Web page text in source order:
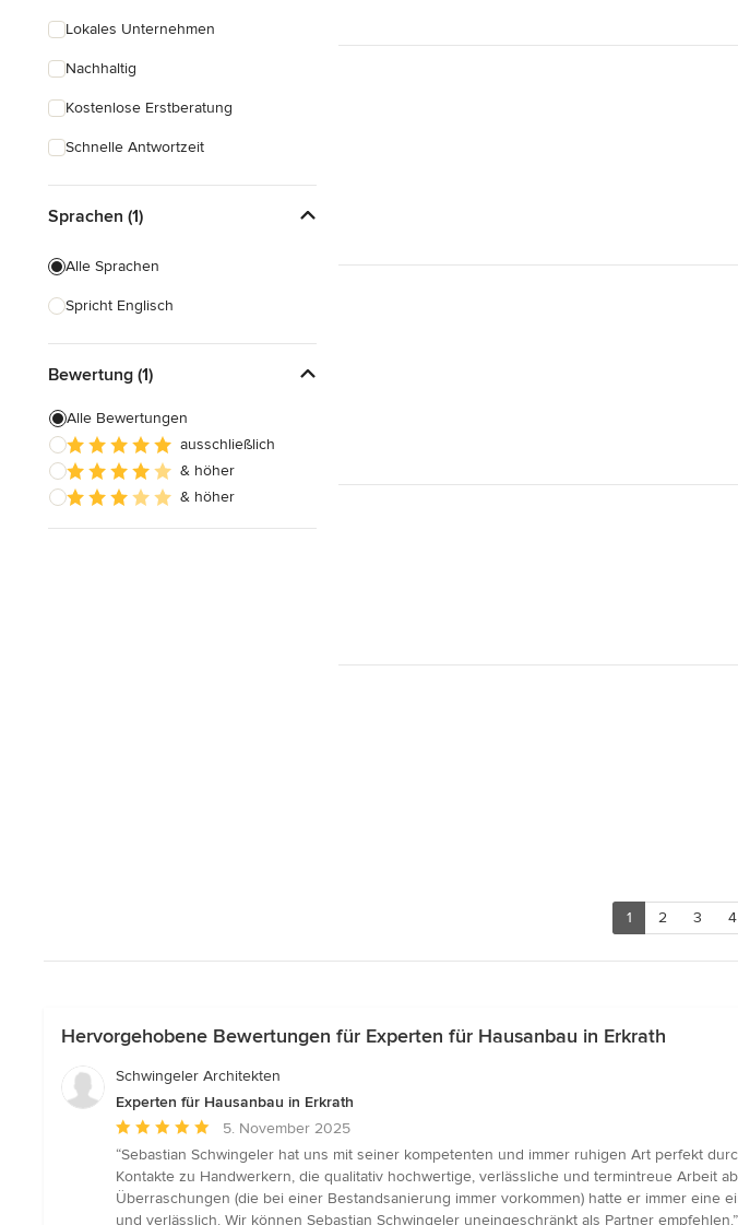
Lokales Unternehmen
Nachhaltig
Kostenlose Erstberatung
Schnelle Antwortzeit
Sprachen (1)
Alle Sprachen
Spricht Englisch
Bewertung (1)
Alle Bewertungen
ausschließlich
& höher
& höher
1 2 3 4
Hervorgehobene Bewertungen für Experten für Hausanbau in Erkrath
Schwingeler Architekten
Experten für Hausanbau in Erkrath
Durchschnittliche
Bewertung:
5
von
5
5. November 2025
“Sebastian Schwingeler hat uns mit seiner kompetenten und immer ruhigen Art perfekt
Kontakte zu Handwerkern, die qualitativ hochwertige, verlässliche und termintreue Arbeit
Überraschungen (die bei einer Bestandsanierung immer vorkommen) hatte er immer
und verlässlich. Wir können Sebastian Schwingeler uneingeschränkt als Partner empfehlen.”